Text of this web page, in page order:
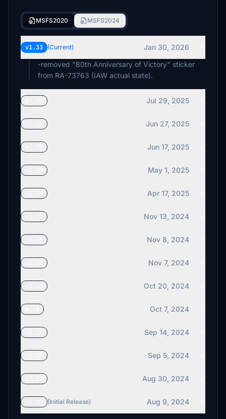
MSFS2020 MSFS2024
v1.33 (Current)
Jan 30, 2026
-removed "80th Anniversary of Victory" sticker
from RA-73763 (IAW actual state).
Jul 29, 2025
Jun 27, 2025
Jun 17, 2025
May 1, 2025
Apr 17, 2025
Nov 13, 2024
Nov 8, 2024
Nov 7, 2024
Oct 20, 2024
Oct 7, 2024
Sep 14, 2024
Sep 5, 2024
Aug 30, 2024
(Initial Release) Aug 9, 2024